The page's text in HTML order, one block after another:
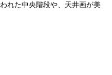
れた中央階段や、天井画が美